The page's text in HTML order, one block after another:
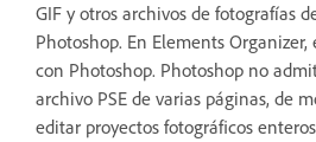
GIF y otros archivos de fotografías
Photoshop. En Elements
con Photoshop. Photoshop no
archivo PSE de varias páginas, de
editar proyectos fotográficos